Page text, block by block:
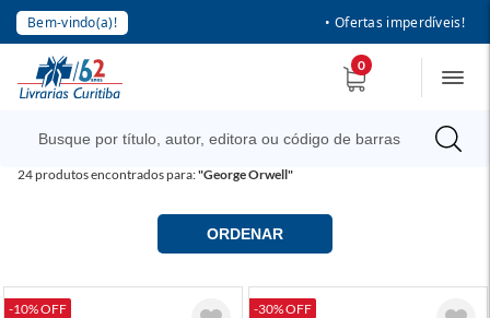
Bem-vindo(a)! • Ofertas imperdíveis!
0
24produtos encontrados para:"George Orwell"
ORDENAR
-10% OFF -30% OFF